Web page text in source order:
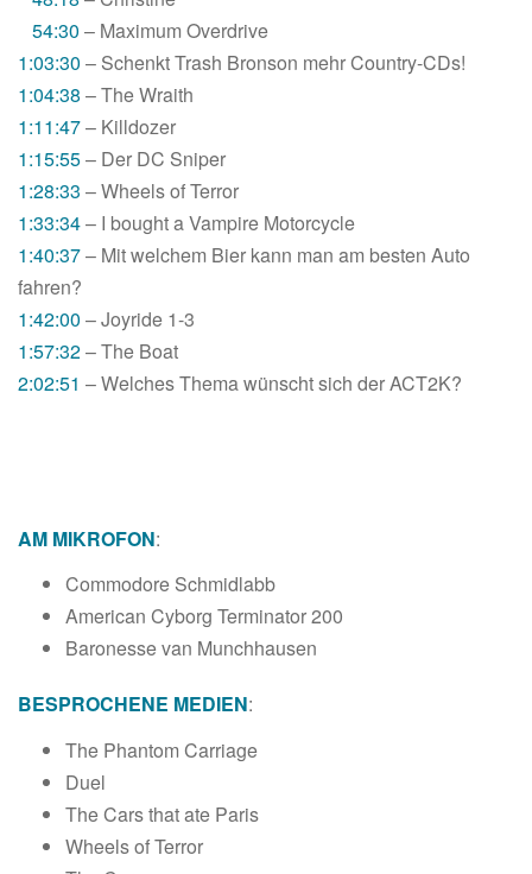
54:30 – Maximum Overdrive
1:03:30 – Schenkt Trash Bronson mehr Country-CDs!
1:04:38 – The Wraith
1:11:47– Killdozer
1:15:55– Der DC Sniper
1:28:33 – Wheels of Terror
1:33:34– I bought a Vampire Motorcycle
1:40:37– Mit welchem Bier kann man am besten Auto
fahren?
1:42:00 – Joyride 1-3
1:57:32– The Boat
2:02:51 – Welches Thema wünscht sich der ACT2K?
AM MIKROFON:
Commodore Schmidlabb
American Cyborg Terminator 200
Baronesse van Munchhausen
BESPROCHENE MEDIEN:
The Phantom Carriage
Duel
The Cars that ate Paris
Wheels of Terror